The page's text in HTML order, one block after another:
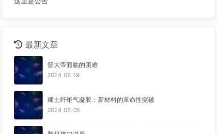
最新文章
普大帝面临的困难
2024-08-19
稀土纤维气凝胶：新材料的革命性突破
2024-05-05